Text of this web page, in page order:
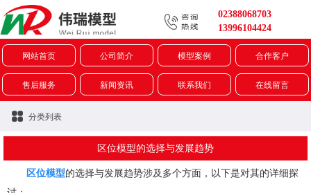
02388068703
13996104424
网站首页 公司简介 模型案例 合作客户
售后服务 新闻资讯 联系我们 在线留言
分类列表
区位模型的选择与发展趋势
区位模型的选择与发展趋势涉及多个方面，以下是对其的详细探